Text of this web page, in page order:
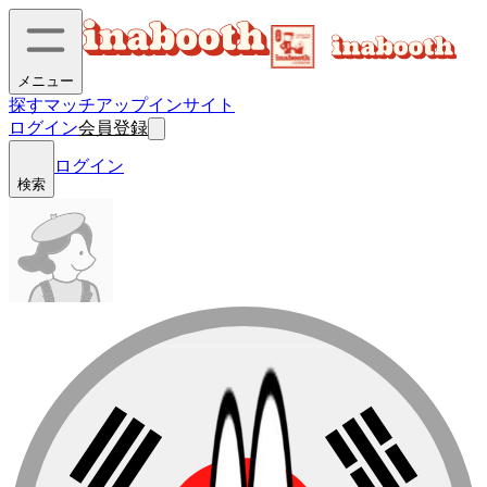
メニュー
探すマッチアップインサイト
ログイン会員登録
検索
ログイン